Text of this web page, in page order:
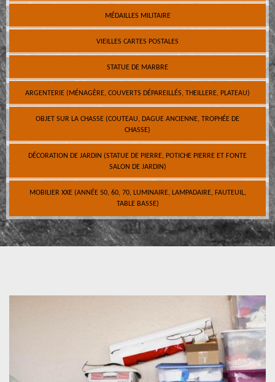
MÉDAILLES MILITAIRE
VIEILLES CARTES POSTALES
STATUE DE MARBRE
ARGENTERIE (MÉNAGÈRE, COUVERTS DÉPAREILLÉS, THEILLERE, PLATEAU)
OBJET SUR LA CHASSE (COUTEAU, DAGUE ANCIENNE, TROPHÉE DE
CHASSE)
DÉCORATION DE JARDIN (STATUE DE PIERRE, POTICHE PIERRE ET FONTE
SALON DE JARDIN)
MOBILIER XXE (ANNÉE 50, 60, 70, LUMINAIRE, LAMPADAIRE, FAUTEUIL,
TABLE BASSE)